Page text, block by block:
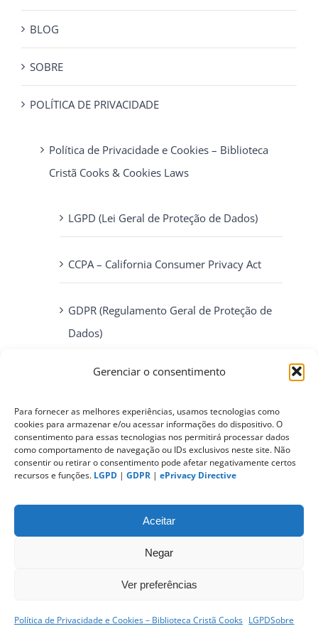
Gerenciar o consentimento
Para fornecer as melhores experiências, usamos tecnologias como
cookies para armazenar e/ou acessar informações do dispositivo. O
consentimento para essas tecnologias nos permitirá processar dados
como comportamento de navegação ou IDs exclusivos neste site. Não
consentir ou retirar o consentimento pode afetar negativamente certos
recursos e funções. LGPD | GDPR | ePrivacy Directive
Aceitar
Negar
Ver preferências
Política de Privacidade e Cookies – Biblioteca Cristã Cooks LGPDSobre
BLOG
SOBRE
POLÍTICA DE PRIVACIDADE
Política de Privacidade e Cookies – Biblioteca
Cristã Cooks & Cookies Laws
LGPD (Lei Geral de Proteção de Dados)
CCPA – California Consumer Privacy Act
GDPR (Regulamento Geral de Proteção de
Dados)
ePrivacy Directive (Diretiva ePrivacidade)
PIPEDA (Personal Information Protection
and Electronic Documents Act)